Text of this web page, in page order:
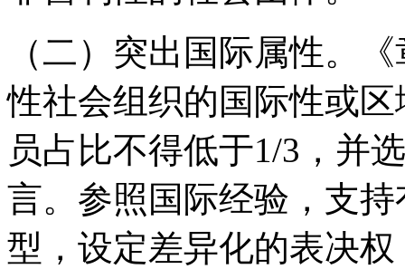
（二）突出国际属性。
性社会组织的国际性或
员占比不得低于1/3，并
言。参照国际经验，支
型，设定差异化的表决